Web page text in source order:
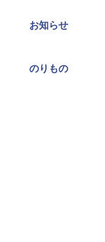
お知らせ
のりもの